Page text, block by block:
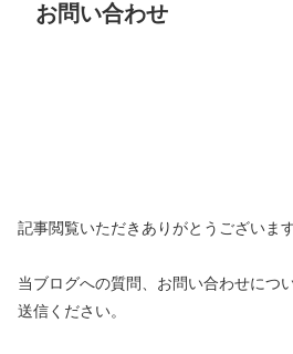
お問い合わせ
記事閲覧いただきありがとうございます
当ブログへの質問、お問い合わせにつ
送信ください。